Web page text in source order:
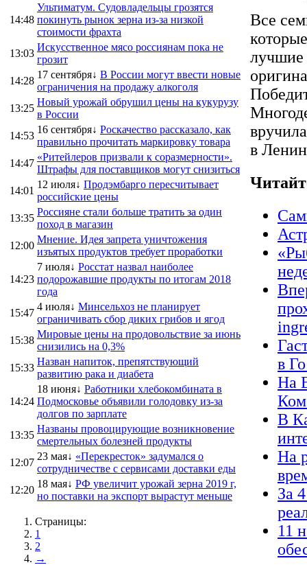
14:48
Ультиматум. Судовладельцы грозятся
покинуть рынок зерна из-за низкой
стоимости фрахта
13:03
Искусственное мясо россиянам пока не
грозит
14:28
17 сентября↓ В России могут ввести новые
ограничения на продажу алкоголя
13:25
Новый урожай обрушил цены на кукурузу
в России
14:53
16 сентября↓ Роскачество рассказало, как
правильно прочитать маркировку товара
14:47
«Ритейлеров призвали к соразмерности».
Штрафы для поставщиков могут снизиться
14:01
12 июля↓ Продэмбарго пересчитывает
российские цены
13:35
Россияне стали больше тратить за один
поход в магазин
12:00
Мнение. Идея запрета уничтожения
изъятых продуктов требует проработки
14:23
7 июля↓ Росстат назвал наиболее
подорожавшие продукты по итогам 2018
года
15:47
4 июля↓ Минсельхоз не планирует
ограничивать сбор диких грибов и ягод
15:38
Мировые цены на продовольствие за июнь
снизились на 0,3%
15:33
Назван напиток, препятствующий
развитию рака и диабета
14:24
18 июня↓ Работники хлебокомбината в
Подмосковье объявили голодовку из-за
долгов по зарплате
13:35
Названы провоцирующие возникновение
смертельных болезней продукты
12:07
23 мая↓ «Перекресток» задумался о
сотрудничестве с сервисами доставки еды
12:20
18 мая↓ РФ увеличит урожай зерна 2019 г,
но поставки на экспорт вырастут меньше
Страницы:
1
2
→
Все
в
в
На
В
На
За
11